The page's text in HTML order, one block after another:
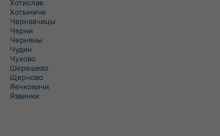
Хотислав
Хотыничи
Чернавчицы
Черни
Черняны
Чудин
Чухово
Шерешево
Щерчово
Яечковичи
Язвинки